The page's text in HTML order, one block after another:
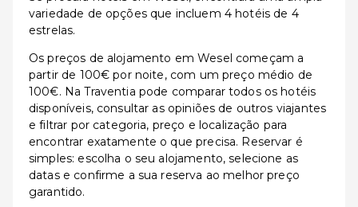
variedade de opções que incluem 4 hotéis de 4
estrelas.
Os preços de alojamento em Wesel começam a
partir de 100€ por noite, com um preço médio de
100€. Na Traventia pode comparar todos os hotéis
disponíveis, consultar as opiniões de outros viajantes
e filtrar por categoria, preço e localização para
encontrar exatamente o que precisa. Reservar é
simples: escolha o seu alojamento, selecione as
datas e confirme a sua reserva ao melhor preço
garantido.